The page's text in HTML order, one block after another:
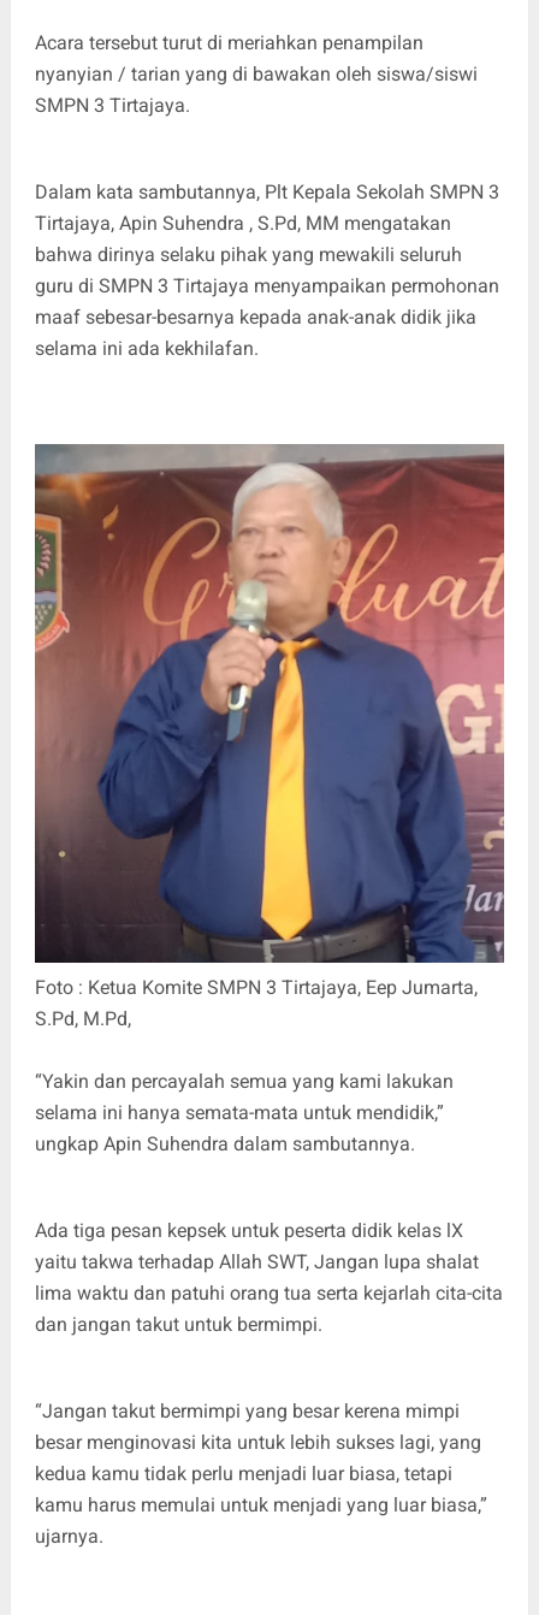
Acara tersebut turut di meriahkan penampilan
nyanyian / tarian yang di bawakan oleh siswa/siswi
SMPN 3 Tirtajaya.
Dalam kata sambutannya, Plt Kepala Sekolah SMPN 3
Tirtajaya, Apin Suhendra , S.Pd, MM mengatakan
bahwa dirinya selaku pihak yang mewakili seluruh
guru di SMPN 3 Tirtajaya menyampaikan permohonan
maaf sebesar-besarnya kepada anak-anak didik jika
selama ini ada kekhilafan.
Foto : Ketua Komite SMPN 3 Tirtajaya, Eep Jumarta,
S.Pd, M.Pd,
“Yakin dan percayalah semua yang kami lakukan
selama ini hanya semata-mata untuk mendidik,”
ungkap Apin Suhendra dalam sambutannya.
Ada tiga pesan kepsek untuk peserta didik kelas lX
yaitu takwa terhadap Allah SWT, Jangan lupa shalat
lima waktu dan patuhi orang tua serta kejarlah cita-cita
dan jangan takut untuk bermimpi.
“Jangan takut bermimpi yang besar kerena mimpi
besar menginovasi kita untuk lebih sukses lagi, yang
kedua kamu tidak perlu menjadi luar biasa, tetapi
kamu harus memulai untuk menjadi yang luar biasa,”
ujarnya.